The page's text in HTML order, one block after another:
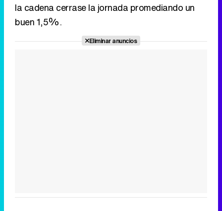
la cadena cerrase la jornada promediando un
buen 1,5%.
Eliminar anuncios